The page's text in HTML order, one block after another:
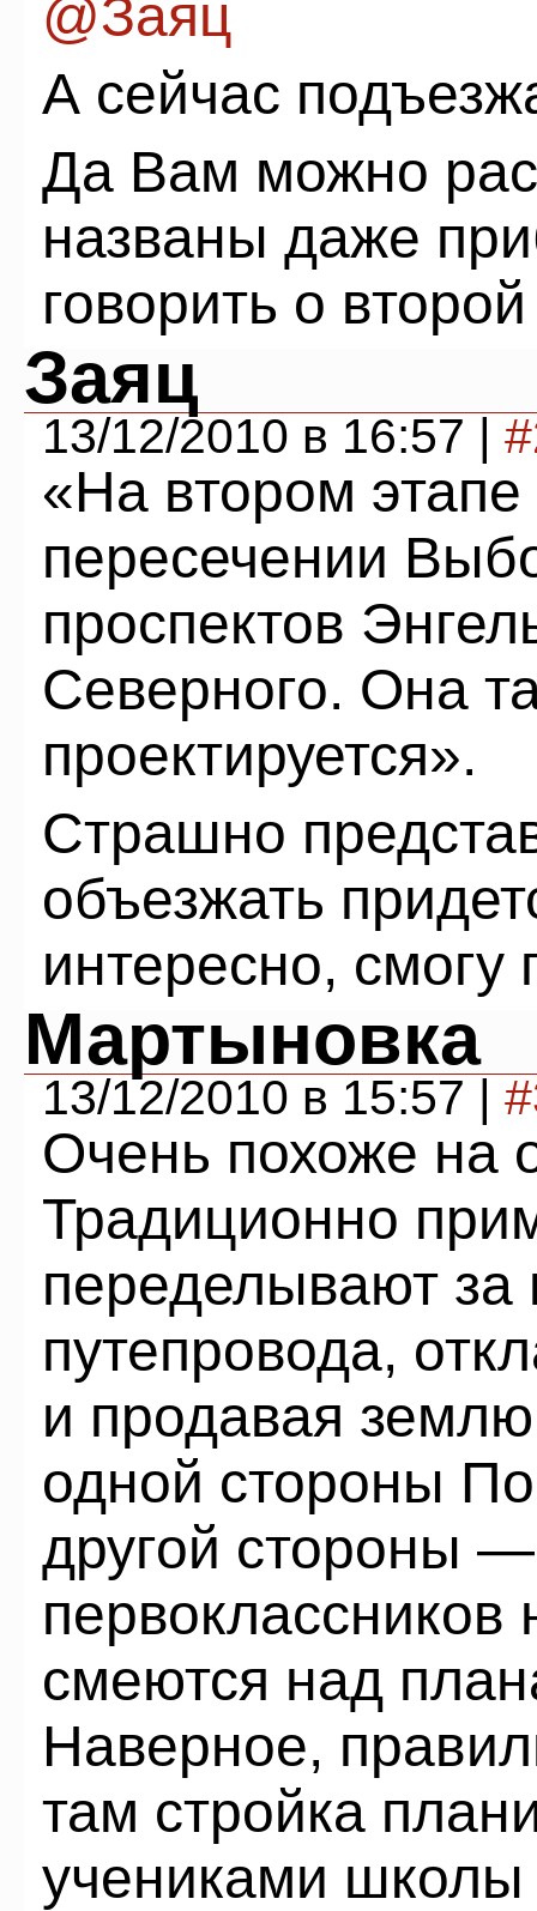
@Заяц
А сейчас
Да Вам можно
названы даже
говорить о
Заяц
13/12/2010 в 16:57 |
«На втором этапе
пересечении
проспектов
Северного. Она
проектируется».
Страшно
объезжать
интересно, смогу
Мартыновка
13/12/2010 в 15:57 |
Очень похоже на
Традиционно
переделывают
путепровода,
и продавая
одной стороны
другой стороны
первоклассников
смеются над
Наверное,
там стройка
учениками